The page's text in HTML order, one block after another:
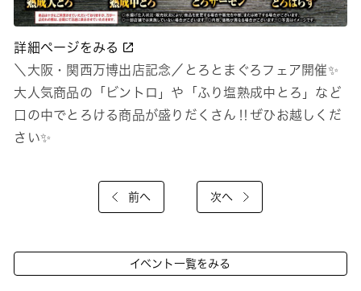
詳細ページをみる
＼大阪・関西万博出店記念／とろとまぐろフェア開催✨
大人気商品の「ビントロ」や「ふり塩熟成中とろ」など
口の中でとろける商品が盛りだくさん‼ぜひお越しくだ
さい✨
前へ 次へ
イベント一覧をみる